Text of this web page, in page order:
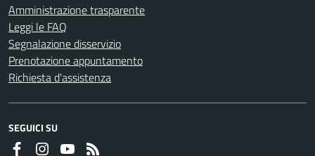
Amministrazione trasparente
Leggi le FAQ
Segnalazione disservizio
Prenotazione appuntamento
Richiesta d'assistenza
SEGUICI SU